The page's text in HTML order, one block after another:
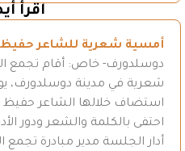
اقرأ
أمسية شعرية للشاعر
دوسلدورف- خاص: أقام تجمع
استضاف خلالها الشاعر حفيظ
احتفى بالكلمة والشعر ودور
أدار الجلسة مدير مبادرة تجمع